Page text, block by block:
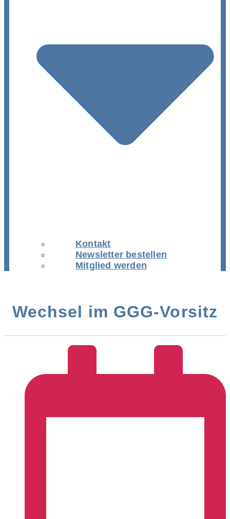
Kontakt
Newsletter bestellen
Mitglied werden
Wechsel im GGG-Vorsitz